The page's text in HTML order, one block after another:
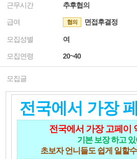
근무시간 추후협의
급여 협의 면접후결정
모집성별 여
모집연령 20~40
모집글
전국에서 가장
전국에서 가장 고페이
기본 보장 하고
초보자 언니들도 쉽게 일할